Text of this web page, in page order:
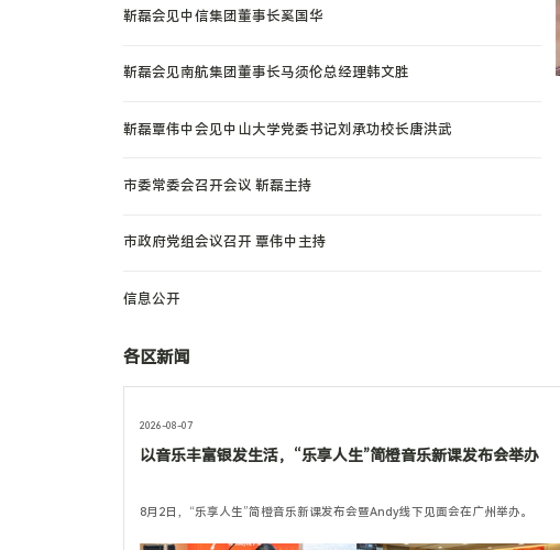
靳磊会见中信集团董事长奚国华
靳磊会见南航集团董事长马须伦总经理韩文胜
靳磊覃伟中会见中山大学党委书记刘承功校长唐洪武
市委常委会召开会议 靳磊主持
市政府党组会议召开 覃伟中主持
信息公开
各区新闻
2026-08-07
以音乐丰富银发生活，“乐享人生”简橙音乐新课发布会举办
8月2日，“乐享人生”简橙音乐新课发布会暨Andy线下见面会在广州举办。